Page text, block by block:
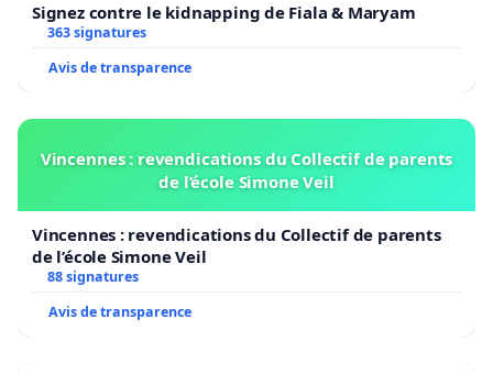
Signez contre le kidnapping de Fiala & Maryam
363 signatures
Avis de transparence
Vincennes : revendications du Collectif de parents
de l’école Simone Veil
Vincennes : revendications du Collectif de parents
de l’école Simone Veil
88 signatures
Avis de transparence